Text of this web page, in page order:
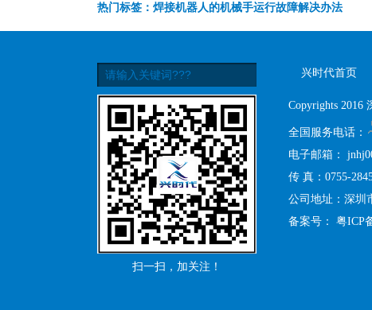
热门标签：焊接机器人的机械手运行故障解决办法
扫一扫，加关注！
兴时代首页
Copyrights 2016
全国服务电话：
电子邮箱：
传 真：0755-
公司地址：深圳
备案号： 粤ICP